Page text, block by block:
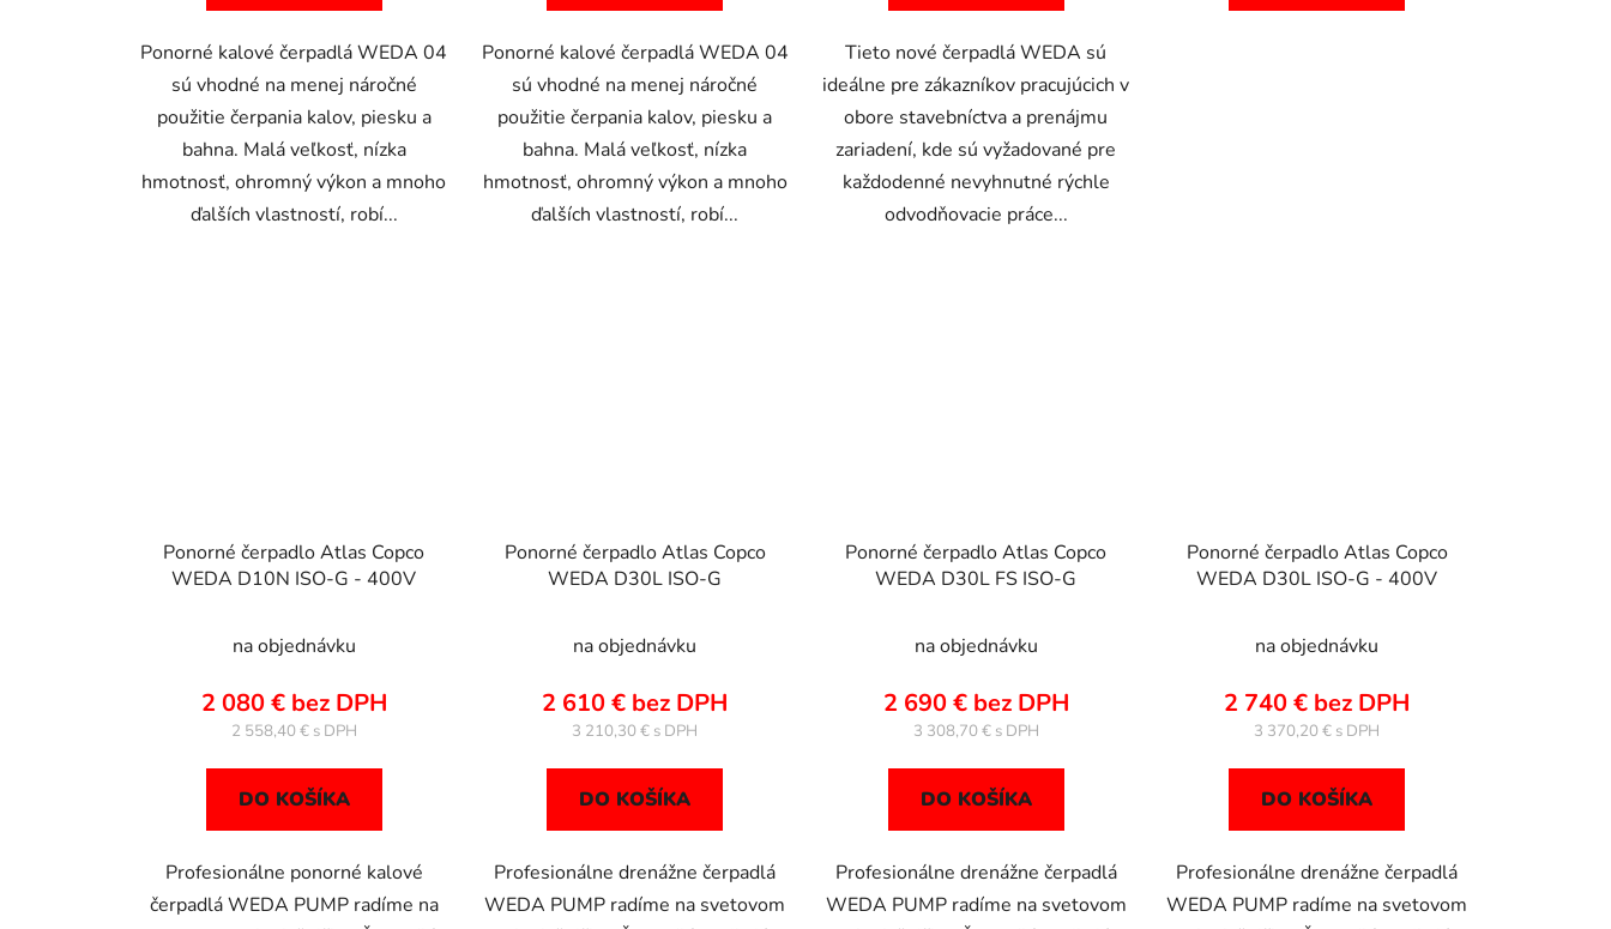
Ponorné kalové čerpadlá WEDA 04
sú vhodné na menej náročné
použitie čerpania kalov, piesku a
bahna. Malá veľkosť, nízka
hmotnosť, ohromný výkon a mnoho
ďalších vlastností, robí...
Ponorné kalové čerpadlá WEDA 04
sú vhodné na menej náročné
použitie čerpania kalov, piesku a
bahna. Malá veľkosť, nízka
hmotnosť, ohromný výkon a mnoho
ďalších vlastností, robí...
Tieto nové čerpadlá WEDA sú
ideálne pre zákazníkov pracujúcich v
obore stavebníctva a prenájmu
zariadení, kde sú vyžadované pre
každodenné nevyhnutné rýchle
odvodňovacie práce...
Ponorné čerpadlo Atlas Copco
WEDA D10N ISO-G - 400V
na objednávku
2 080 € bez DPH
2 558,40 €
DO KOŠÍKA
Profesionálne ponorné kalové
čerpadlá WEDA PUMP radíme na
Ponorné čerpadlo Atlas Copco
WEDA D30L ISO-G
na objednávku
2 610 € bez DPH
3 210,30 €
DO KOŠÍKA
Profesionálne drenážne čerpadlá
WEDA PUMP radíme na svetovom
Ponorné čerpadlo Atlas Copco
WEDA D30L FS ISO-G
na objednávku
2 690 € bez DPH
3 308,70 €
DO KOŠÍKA
Profesionálne drenážne čerpadlá
WEDA PUMP radíme na svetovom
Ponorné čerpadlo Atlas Copco
WEDA D30L ISO-G - 400V
na objednávku
2 740 € bez DPH
3 370,20 €
DO KOŠÍKA
Profesionálne drenážne čerpadlá
WEDA PUMP radíme na svetovom